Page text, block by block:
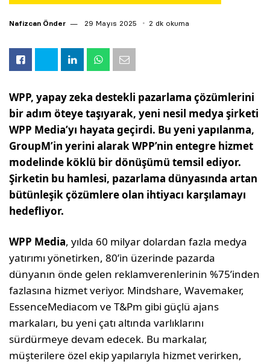
Nafizcan Önder 29 Mayıs 2025 2 dk okuma
WPP, yapay zeka destekli pazarlama çözümlerini
bir adım öteye taşıyarak, yeni nesil medya şirketi
WPP Media’yı hayata geçirdi. Bu yeni yapılanma,
GroupM’in yerini alarak WPP’nin entegre hizmet
modelinde köklü bir dönüşümü temsil ediyor.
Şirketin bu hamlesi, pazarlama dünyasında artan
bütünleşik çözümlere olan ihtiyacı karşılamayı
hedefliyor.
WPP Media, yılda 60 milyar dolardan fazla medya
yatırımı yönetirken, 80’in üzerinde pazarda
dünyanın önde gelen reklamverenlerinin %75’inden
fazlasına hizmet veriyor. Mindshare, Wavemaker,
EssenceMediacom ve T&Pm gibi güçlü ajans
markaları, bu yeni çatı altında varlıklarını
sürdürmeye devam edecek. Bu markalar,
müşterilere özel ekip yapılarıyla hizmet verirken,